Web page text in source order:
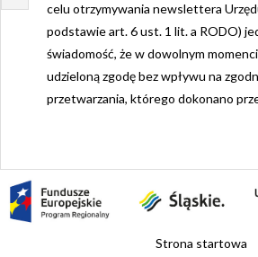
celu otrzymywania newslettera
podstawie art. 6 ust. 1 lit. a RODO)
świadomość, że w dowolnym
udzieloną zgodę bez wpływu na
przetwarzania, którego dokonano
Strona startowa